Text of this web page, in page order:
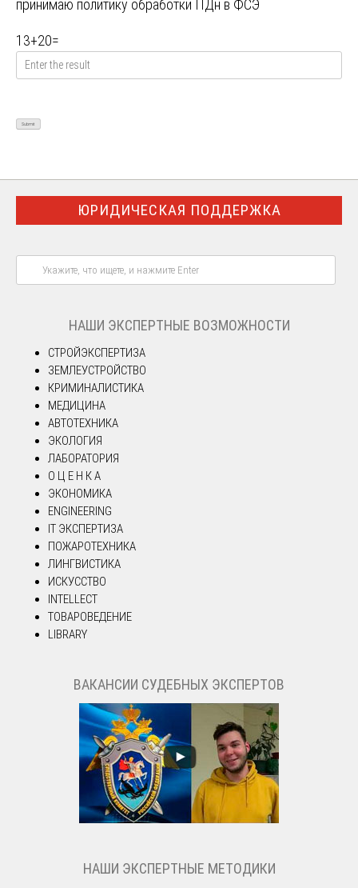
принимаю политику обработки ПДн в ФСЭ
13+20=
ЮРИДИЧЕСКАЯ ПОДДЕРЖКА
НАШИ ЭКСПЕРТНЫЕ ВОЗМОЖНОСТИ
СТРОЙЭКСПЕРТИЗА
ЗЕМЛЕУСТРОЙСТВО
КРИМИНАЛИСТИКА
МЕДИЦИНА
АВТОТЕХНИКА
ЭКОЛОГИЯ
ЛАБОРАТОРИЯ
О Ц Е Н К А
ЭКОНОМИКА
ENGINEERING
IT ЭКСПЕРТИЗА
ПОЖАРОТЕХНИКА
ЛИНГВИСТИКА
ИСКУССТВО
INTELLECT
ТОВАРОВЕДЕНИЕ
LIBRARY
ВАКАНСИИ СУДЕБНЫХ ЭКСПЕРТОВ
НАШИ ЭКСПЕРТНЫЕ МЕТОДИКИ